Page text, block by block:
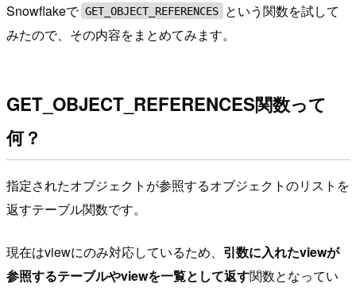
Snowflakeで GET_OBJECT_REFERENCES
という関数を試して
みたので、その内容をまとめてみます。
GET_OBJECT_REFERENCES関数って
何？
指定されたオブジェクトが参照するオブジェクトのリストを
返すテーブル関数です。
現在はviewにのみ対応しているため、 引数に入れたviewが
参照するテーブルやviewを一覧として返す関数となってい